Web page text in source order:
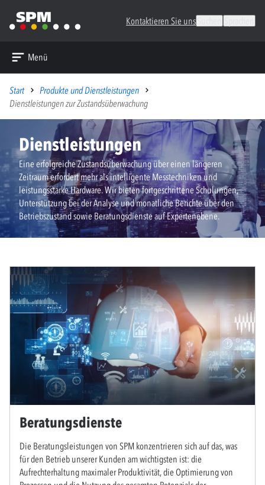
Kontaktieren Sie uns
Menü
Start
Produkte und Dienstleistungen
Dienstleistungen zur Zustandsüberwachung
Dienstleistungen
Eine erfolgreiche Zustandsüberwachung über einen längeren
Zeitraum erfordert mehr als intelligente Messtechniken und
leistungsstarke Hardware. Wir bieten fortgeschrittene Schulungen,
Unterstützung bei der Analyse und monatliche Berichte über den
Betriebszustand sowie Beratungsdienste auf Expertenebene.
Beratungsdienste
Die Beratungsleistungen von SPM konzentrieren sich auf das, was
für den Betrieb unserer Kunden am wichtigsten ist: die
Aufrechterhaltung maximaler Produktivität, die Optimierung von